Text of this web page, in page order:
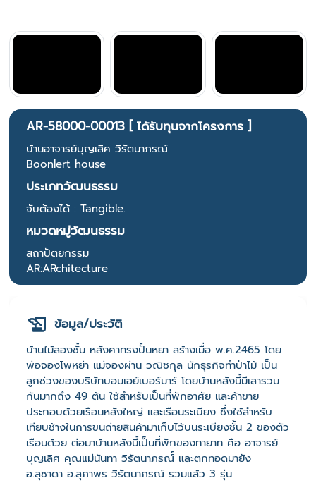
AR-58000-00013 [ ได้รับทุนจากโครงการ ]
บ้านอาจารย์บุญเลิศ วิรัตนาภรณ์
Boonlert house
ประเภทวัฒนธรรม
จับต้องได้ : Tangible.
หมวดหมู่วัฒนธรรม
สถาปัตยกรรม
AR:ARchitecture
ข้อมูล/ประวัติ
บ้านไม้สองชั้น หลังคาทรงปั้นหยา สร้างเมื่อ พ.ศ.2465 โดย
พ่อจองโพหย่า แม่จองผ่าน วณิชกุล นักธุรกิจทำป่าไม้ เป็น
ลูกช่วงของบริษัทบอมเอย์เบอร์มาร์ โดยบ้านหลังนี้มีเสารวม
กันมากถึง 49 ต้น ใช้สำหรับเป็นที่พักอาศัย และค้าขาย
ประกอบด้วยเรือนหลังใหญ่ และเรือนระเบียง ซึ่งใช้สำหรับ
เทียบช้างในการขนถ่ายสินค้ามาเก็บไว้บนระเบียงชั้น 2 ของตัว
เรือนด้วย ต่อมาบ้านหลังนี้เป็นที่พักของทายาท คือ อาจารย์
บุญเลิศ คุณแม่นันทา วิรัตนาภรณ์์ และตกทอดมายัง
อ.สุชาดา อ.สุภาพร วิรัตนาภรณ์ รวมแล้ว 3 รุ่น